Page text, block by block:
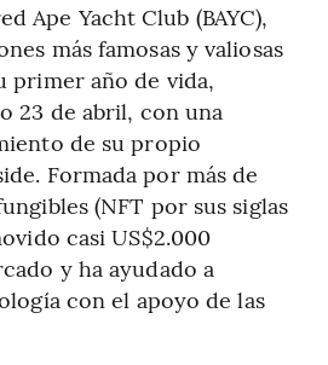
Ape Yacht Club (BAYC),
más famosas y valiosas
primer año de vida,
23 de abril, con una
de su propio
Formada por más de
(NFT por sus siglas
casi US$2.000
y ha ayudado a
con el apoyo de las